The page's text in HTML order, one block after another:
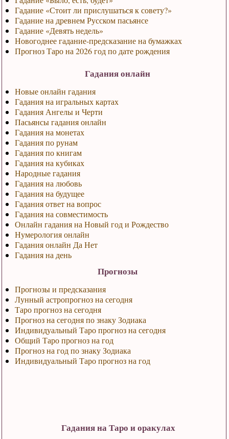
Гадание «Стоит ли прислушаться к совету?»
Гадание на древнем Русском пасьянсе
Гадание «Девять недель»
Новогоднее гадание-предсказание на бумажках
Прогноз Таро на 2026 год по дате рождения
Гадания онлайн
Новые онлайн гадания
Гадания на игральных картах
Гадания Ангелы и Черти
Пасьянсы гадания онлайн
Гадания на монетах
Гадания по рунам
Гадания по книгам
Гадания на кубиках
Народные гадания
Гадания на любовь
Гадания на будущее
Гадания ответ на вопрос
Гадания на совместимость
Онлайн гадания на Новый год и Рождество
Нумерология онлайн
Гадания онлайн Да Нет
Гадания на день
Прогнозы
Прогнозы и предсказания
Лунный астропрогноз на сегодня
Таро прогноз на сегодня
Прогноз на сегодня по знаку Зодиака
Индивидуальный Таро прогноз на сегодня
Общий Таро прогноз на год
Прогноз на год по знаку Зодиака
Индивидуальный Таро прогноз на год
Гадания на Таро и оракулах